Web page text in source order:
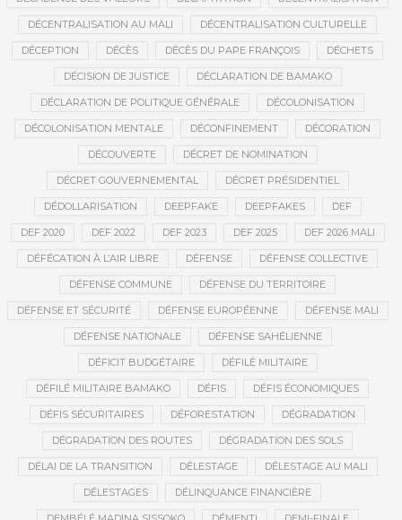
DÉCENTRALISATION AU MALI DÉCENTRALISATION CULTURELLE
DÉCEPTION DÉCÈS DÉCÈS DU PAPE FRANÇOIS DÉCHETS
DÉCISION DE JUSTICE DÉCLARATION DE BAMAKO
DÉCLARATION DE POLITIQUE GÉNÉRALE DÉCOLONISATION
DÉCOLONISATION MENTALE DÉCONFINEMENT DÉCORATION
DÉCOUVERTE DÉCRET DE NOMINATION
DÉCRET GOUVERNEMENTAL DÉCRET PRÉSIDENTIEL
DÉDOLLARISATION DEEPFAKE DEEPFAKES DEF
DEF 2020 DEF 2022 DEF 2023 DEF 2025 DEF 2026 MALI
DÉFÉCATION À L’AIR LIBRE DÉFENSE DÉFENSE COLLECTIVE
DÉFENSE COMMUNE DÉFENSE DU TERRITOIRE
DÉFENSE ET SÉCURITÉ DÉFENSE EUROPÉENNE DÉFENSE MALI
DÉFENSE NATIONALE DÉFENSE SAHÉLIENNE
DÉFICIT BUDGÉTAIRE DÉFILÉ MILITAIRE
DÉFILÉ MILITAIRE BAMAKO DÉFIS DÉFIS ÉCONOMIQUES
DÉFIS SÉCURITAIRES DÉFORESTATION DÉGRADATION
DÉGRADATION DES ROUTES DÉGRADATION DES SOLS
DÉLAI DE LA TRANSITION DÉLESTAGE DÉLESTAGE AU MALI
DÉLESTAGES DÉLINQUANCE FINANCIÈRE